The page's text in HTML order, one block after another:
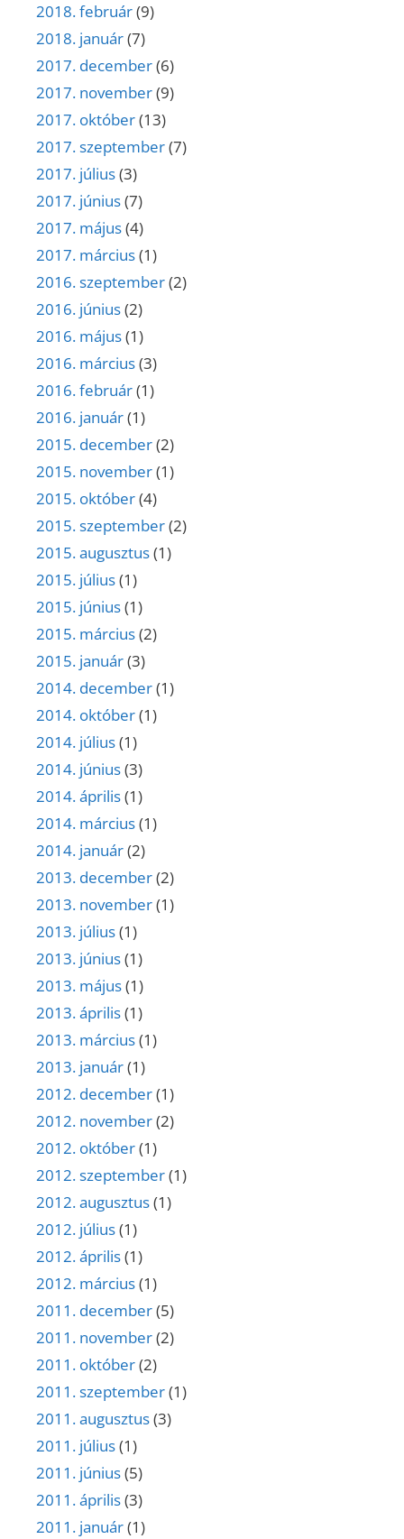
2018. február(9)
2018. január(7)
2017. december(6)
2017. november(9)
2017. október(13)
2017. szeptember(7)
2017. július(3)
2017. június(7)
2017. május(4)
2017. március(1)
2016. szeptember(2)
2016. június(2)
2016. május(1)
2016. március(3)
2016. február(1)
2016. január(1)
2015. december(2)
2015. november(1)
2015. október(4)
2015. szeptember(2)
2015. augusztus(1)
2015. július(1)
2015. június(1)
2015. március(2)
2015. január(3)
2014. december(1)
2014. október(1)
2014. július(1)
2014. június(3)
2014. április(1)
2014. március(1)
2014. január(2)
2013. december(2)
2013. november(1)
2013. július(1)
2013. június(1)
2013. május(1)
2013. április(1)
2013. március(1)
2013. január(1)
2012. december(1)
2012. november(2)
2012. október(1)
2012. szeptember(1)
2012. augusztus(1)
2012. július(1)
2012. április(1)
2012. március(1)
2011. december(5)
2011. november(2)
2011. október(2)
2011. szeptember(1)
2011. augusztus(3)
2011. július(1)
2011. június(5)
2011. április(3)
2011. január(1)